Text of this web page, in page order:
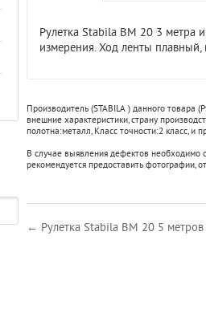
Рулетка Stabila BM 20 3 метра
измерения. Ход ленты плавный,
Производитель (STABILA ) данного товара
внешние характеристики, страну
полотна:металл, Класс точности:2 класс, и
В случае выявления дефектов необходимо
рекомендуется предоставить фотографии,
← Рулетка Stabila BM 20 5 метров